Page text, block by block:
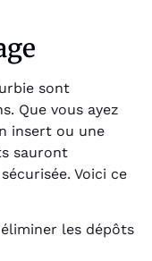
sont
Que vous ayez
insert ou une
sauront
Voici ce
les dépôts